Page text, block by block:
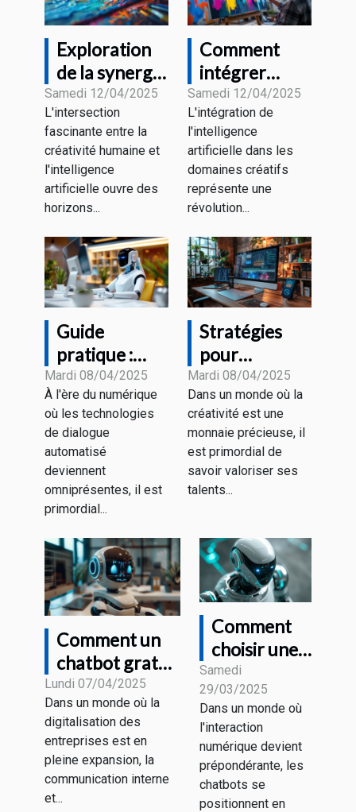
Exploration
de la synergie
entre
créativité
humaine et
génération
d'images par
IA
Samedi 12/04/2025
L'intersection
fascinante entre la
créativité humaine et
l'intelligence
artificielle ouvre des
horizons...
Comment
intégrer
l'intelligence
artificielle
dans votre
processus
créatif
artistique
Samedi 12/04/2025
L'intégration de
l'intelligence
artificielle dans les
domaines créatifs
représente une
révolution...
Guide
pratique :
Optimiser
votre
interaction
avec les
technologies
de dialogue
automatisé
Mardi 08/04/2025
À l'ère du numérique
où les technologies
de dialogue
automatisé
deviennent
omniprésentes, il est
primordial...
Stratégies
pour
monétiser
votre
créativité
avec des
outils de
génération de
d'image
Mardi 08/04/2025
Dans un monde où la
créativité est une
monnaie précieuse, il
est primordial de
savoir valoriser ses
talents...
Comment un
chatbot gratuit
peut
révolutionner
la
communication
d'entreprise
Lundi 07/04/2025
Dans un monde où la
digitalisation des
entreprises est en
pleine expansion, la
communication interne
et...
Comment
choisir une
plateforme
de création
de chatbots
pour votre
entreprise
Samedi
29/03/2025
Dans un monde où
l'interaction
numérique devient
prépondérante, les
chatbots se
positionnent en